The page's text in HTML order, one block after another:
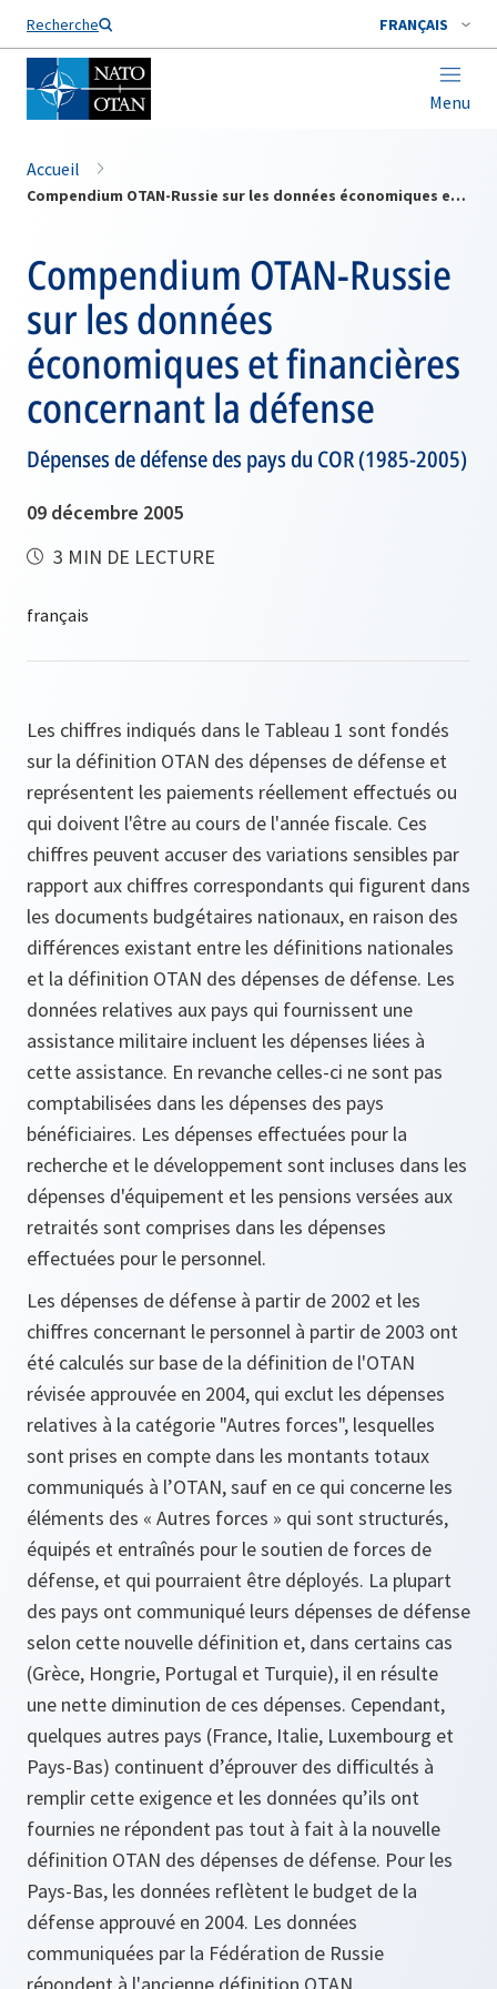
Recherche FRANÇAIS
Menu
Nom de famille*
Accueil
Compendium OTAN-Russie sur les données économiques et financières concernant la défense
Compendium OTAN-Russie
sur les données
économiques et financières
concernant la défense
Dépenses de défense des pays du COR (1985-2005)
09 décembre 2005
3 MIN DE LECTURE
Les chiffres indiqués dans le Tableau 1 sont fondés
sur la définition OTAN des dépenses de défense et
représentent les paiements réellement effectués ou
qui doivent l'être au cours de l'année fiscale. Ces
chiffres peuvent accuser des variations sensibles par
rapport aux chiffres correspondants qui figurent dans
les documents budgétaires nationaux, en raison des
différences existant entre les définitions nationales
et la définition OTAN des dépenses de défense. Les
données relatives aux pays qui fournissent une
assistance militaire incluent les dépenses liées à
cette assistance. En revanche celles-ci ne sont pas
comptabilisées dans les dépenses des pays
bénéficiaires. Les dépenses effectuées pour la
recherche et le développement sont incluses dans les
dépenses d'équipement et les pensions versées aux
retraités sont comprises dans les dépenses
effectuées pour le personnel.
Les dépenses de défense à partir de 2002 et les
chiffres concernant le personnel à partir de 2003 ont
été calculés sur base de la définition de l'OTAN
révisée approuvée en 2004, qui exclut les dépenses
relatives à la catégorie "Autres forces", lesquelles
sont prises en compte dans les montants totaux
communiqués à l’OTAN, sauf en ce qui concerne les
éléments des « Autres forces » qui sont structurés,
équipés et entraînés pour le soutien de forces de
défense, et qui pourraient être déployés. La plupart
des pays ont communiqué leurs dépenses de défense
selon cette nouvelle définition et, dans certains cas
(Grèce, Hongrie, Portugal et Turquie), il en résulte
une nette diminution de ces dépenses. Cependant,
quelques autres pays (France, Italie, Luxembourg et
Pays-Bas) continuent d’éprouver des difficultés à
remplir cette exigence et les données qu’ils ont
fournies ne répondent pas tout à fait à la nouvelle
définition OTAN des dépenses de défense. Pour les
Pays-Bas, les données reflètent le budget de la
défense approuvé en 2004. Les données
communiquées par la Fédération de Russie